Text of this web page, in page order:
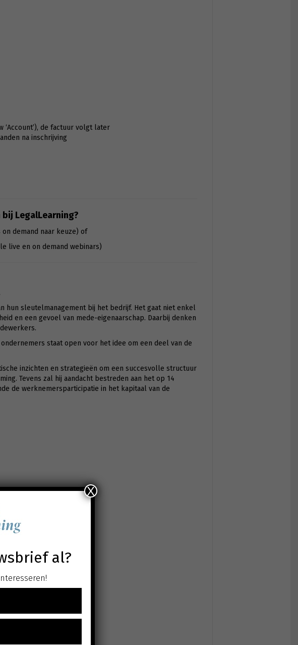
de factuur volgt later
na inschrijving
LegalLearning?
demand naar keuze) of
live en on demand webinars)
sleutelmanagement bij het bedrijf. Het gaat niet enkel
en een gevoel van mede-eigenaarschap. Daarbij denken
staat open voor het idee om een deel van de
inzichten en strategieën om een succesvolle structuur
Tevens zal hij aandacht bestreden aan het op 14
de werknemersparticipatie in het kapitaal van de
al?
X